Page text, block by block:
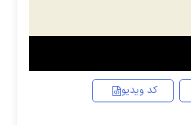
کد ویدیو